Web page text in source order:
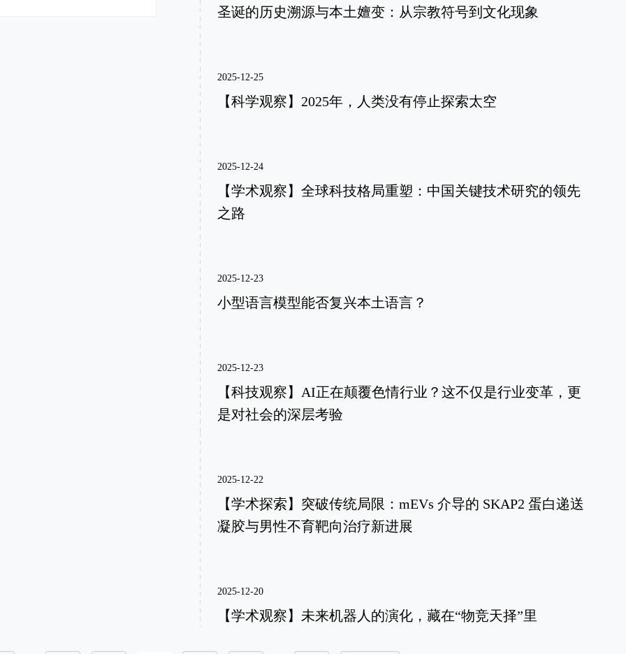
圣诞的历史溯源与本土嬗变：从宗教符号到文化现象
2025-12-25
【科学观察】2025年，人类没有停止探索太空
2025-12-24
【学术观察】全球科技格局重塑：中国关键技术研究的领先
之路
2025-12-23
小型语言模型能否复兴本土语言？
2025-12-23
【科技观察】AI正在颠覆色情行业？这不仅是行业变革，更
是对社会的深层考验
2025-12-22
【学术探索】突破传统局限：mEVs 介导的 SKAP2 蛋白递送
凝胶与男性不育靶向治疗新进展
2025-12-20
【学术观察】未来机器人的演化，藏在“物竞天择”里